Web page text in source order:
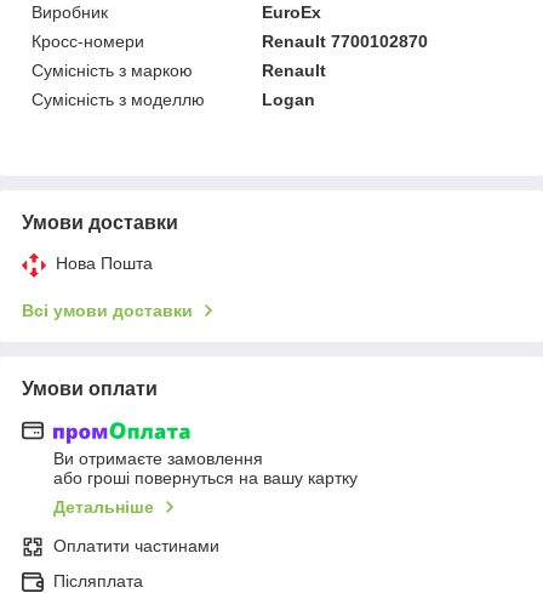
Виробник
EuroEx
Кросс-номери
Renault 7700102870
Сумісність з маркою
Renault
Сумісність з моделлю
Logan
Умови доставки
Нова Пошта
Всі умови доставки
Умови оплати
Ви отримаєте замовлення
або гроші повернуться на вашу картку
Детальніше
Оплатити частинами
Післяплата